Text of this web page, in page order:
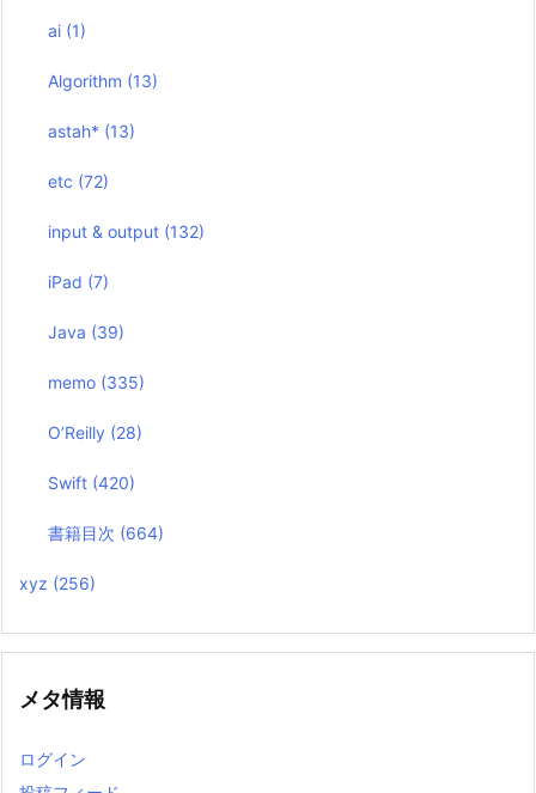
ai (1)
Algorithm (13)
astah* (13)
etc (72)
input & output (132)
iPad (7)
Java (39)
memo (335)
O’Reilly (28)
Swift (420)
書籍目次 (664)
xyz (256)
メタ情報
ログイン